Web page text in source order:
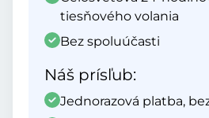
tiesňového volania
Bez spoluúčasti
Náš prísľub:
Jednorazová platba,